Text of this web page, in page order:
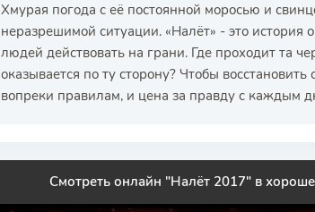
Хмурая погода с её постоянной моросью и
неразрешимой ситуации. «Налёт» - это история
людей действовать на грани. Где проходит та
оказывается по ту сторону? Чтобы
вопреки правилам, и цена за правду с каждым
Смотреть онлайн "Налёт 2017" в